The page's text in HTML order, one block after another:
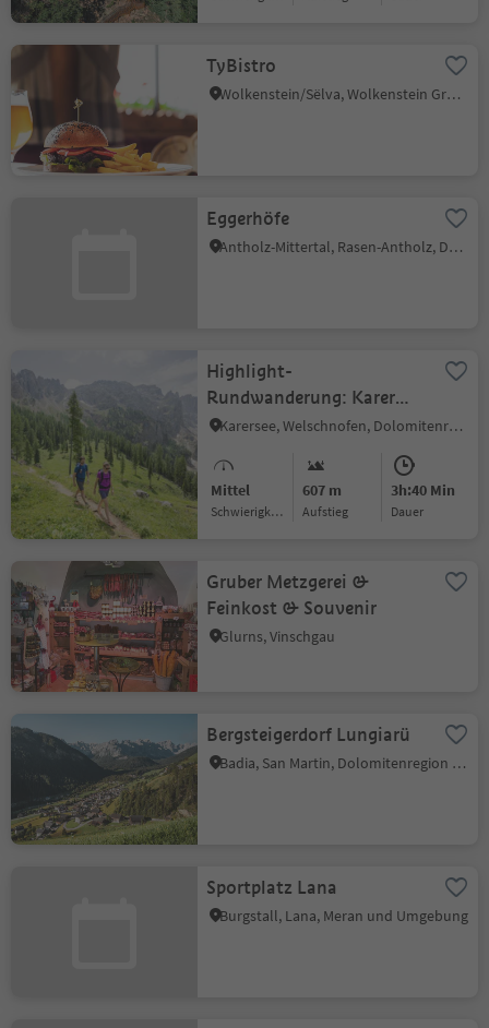
TyBistro
Wolkenstein/Sëlva, Wolkenstein Gröden, Dolomitenregion Gröden
Eggerhöfe
Antholz-Mittertal, Rasen-Antholz, Dolomitenregion Kronplatz
Highlight-
Rundwanderung: Karer
See - Felslabyrinth
Mountain Cinema
Latemarwiesen -
Karersee, Welschnofen, Dolomitenregion Eggental
Mittel
Schwierigkeitsgrad
607 m
Aufstieg
3h:40 Min
Dauer
Gruber Metzgerei &
Feinkost & Souvenir
Glurns, Vinschgau
Bergsteigerdorf Lungiarü
Badia, San Martin, Dolomitenregion Kronplatz
Sportplatz Lana
Burgstall, Lana, Meran und Umgebung